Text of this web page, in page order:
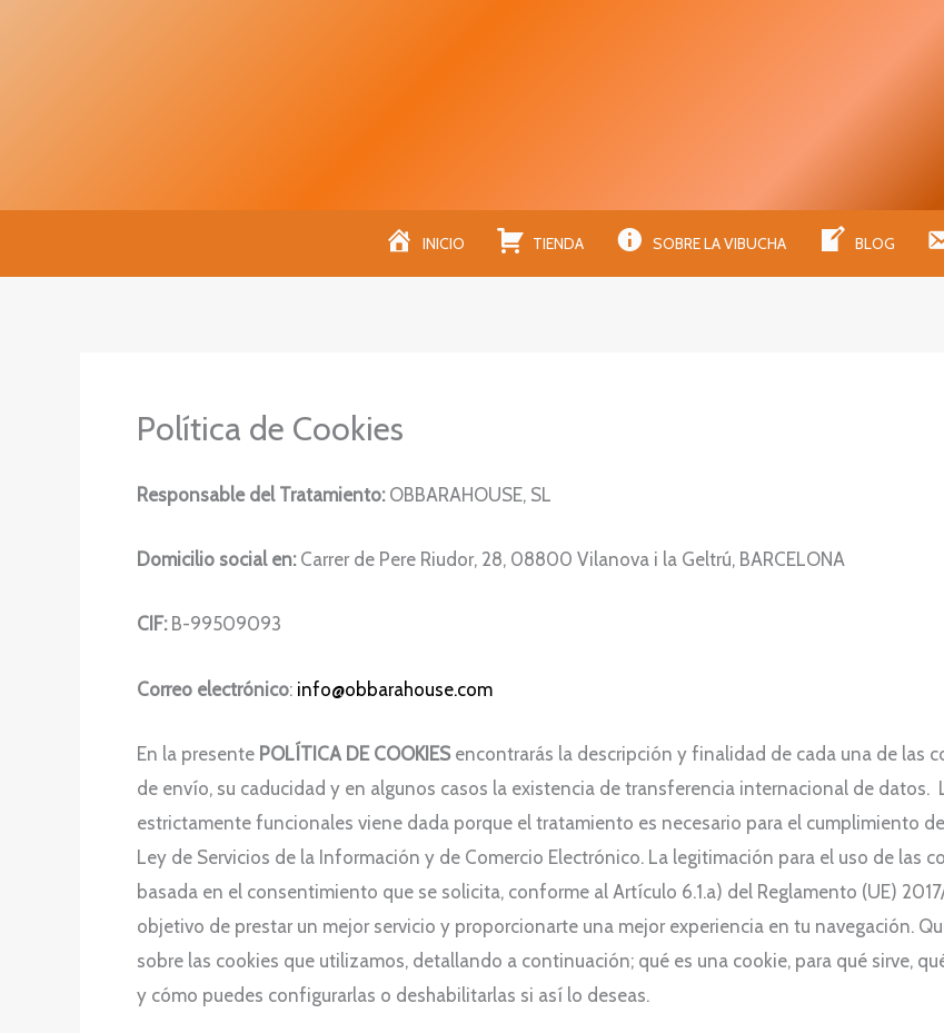
INICIO TIENDA SOBRE LA VIBUCHA BLOG
Política de Cookies
Responsable del Tratamiento:OBBARAHOUSE, SL
Domicilio social en: Carrer de Pere Riudor, 28, 08800 Vilanova i la Geltrú, BARCELONA
CIF:B-99509093
Correo electrónico: info@obbarahouse.com
En la presente POLÍTICA DE COOKIESencontrarás la descripción y finalidad de cada una de las
de envío, su caducidad y en algunos casos la existencia de transferencia internacional de datos.
estrictamente funcionales viene dada porque el tratamiento es necesario para el cumplimiento
Ley de Servicios de la Información y de Comercio Electrónico. La legitimación para el uso de
basada en el consentimiento que se solicita, conforme al Artículo 6.1.a) del Reglamento (UE)
objetivo de prestar un mejor servicio y proporcionarte una mejor experiencia en tu navegación.
sobre las cookies que utilizamos, detallando a continuación; qué es una cookie, para qué sirve,
y cómo puedes configurarlas o deshabilitarlas si así lo deseas.